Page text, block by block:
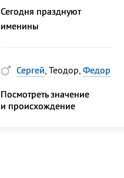
Сегодня празднуют
именины
Сергей, Теодор, Федор
Посмотреть значение
и происхождение